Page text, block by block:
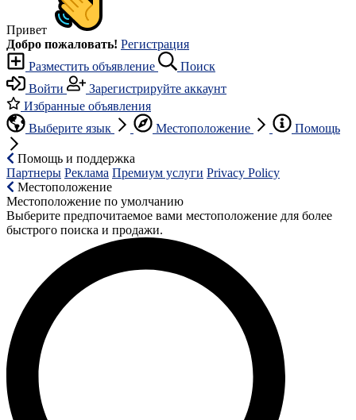
Привет
Добро пожаловать! Регистрация
Разместить объявление
Поиск
Войти
Зарегистрируйте аккаунт
Избранные объявления
Выберите язык
Местоположение Помощь
Помощь и поддержка
Партнеры Реклама Премиум услуги Privacy Policy
Местоположение
Местоположение по умолчанию
Выберите предпочитаемое вами местоположение для более
быстрого поиска и продажи.